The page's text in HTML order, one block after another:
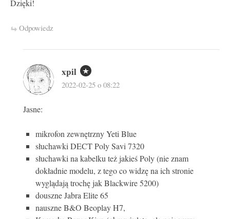
Dzięki!
Odpowiedz
xpil
2022-02-25 o 08:22
Jasne:
mikrofon zewnętrzny Yeti Blue
słuchawki DECT Poly Savi 7320
słuchawki na kabelku też jakieś Poly (nie znam
dokładnie modelu, z tego co widzę na ich stronie
wyglądają trochę jak Blackwire 5200)
douszne Jabra Elite 65
nauszne B&O Beoplay H7,